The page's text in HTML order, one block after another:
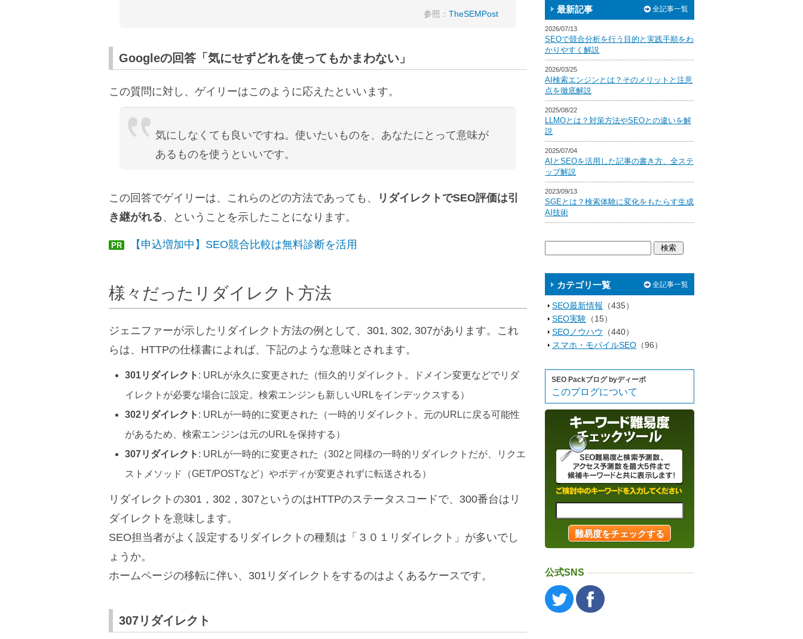
参照：TheSEMPost
Googleの回答「気にせずどれを使ってもかまわない」
この質問に対し、ゲイリーはこのように応えたといいます。
気にしなくても良いですね。使いたいものを、あなたにとって意味が
あるものを使うといいです。
この回答でゲイリーは、これらのどの方法であっても、
リダイレクトでSEO評価は引
き継がれる、ということを示したことになります。
PR 【申込増加中】SEO競合比較は無料診断を活用
様々だったリダイレクト方法
ジェニファーが示したリダイレクト方法の例として、301, 302, 307があります。これ
らは、HTTPの仕様書によれば、下記のような意味とされます。
301リダイレクト : URLが永久に変更された（恒久的リダイレクト。ドメイン変更などでリダ
イレクトが必要な場合に設定。検索エンジンも新しいURLをインデックスする）
302リダイレクト : URLが一時的に変更された（一時的リダイレクト。元のURLに戻る可能性
があるため、検索エンジンは元のURLを保持する）
307リダイレクト : URLが一時的に変更された（302と同様の一時的リダイレクトだが、リクエ
ストメソッド（GET/POSTなど）やボディが変更されずに転送される）
リダイレクトの301，302，307というのはHTTPのステータスコードで、300番台はリ
ダイレクトを意味します。
SEO担当者がよく設定するリダイレクトの種類は「３０１リダイレクト」が多いでし
ょうか。
ホームページの移転に伴い、301リダイレクトをするのはよくあるケースです。
307リダイレクト
最新記事 全記事一覧
2026/07/13
SEOで競合分析を行う目的と実践手順をわ
かりやすく解説
2026/03/25
AI検索エンジンとは？そのメリットと注意
点を徹底解説
2025/08/22
LLMOとは？対策方法やSEOとの違いを解
説
2025/07/04
AIとSEOを活用した記事の書き方、全ステ
ップ解説
2023/09/13
SGEとは？検索体験に変化をもたらす生成
AI技術
カテゴリ一覧 全記事一覧
SEO最新情報 （435）
SEO実験 （15）
SEOノウハウ
（440）
スマホ・モバイルSEO （96）
SEO Packブログ byディーボ
このブログについて
公式SNS